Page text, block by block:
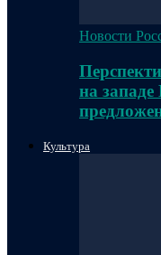
Новости
на
Культура